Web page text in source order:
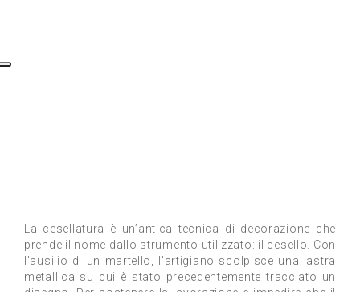
La cesellatura è un’antica tecnica di decorazione che
prende il nome dallo strumento utilizzato: il cesello. Con
l’ausilio di un martello, l’artigiano scolpisce una lastra
metallica su cui è stato precedentemente tracciato un